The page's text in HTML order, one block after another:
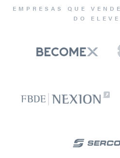
EMPRESAS QUE
DO